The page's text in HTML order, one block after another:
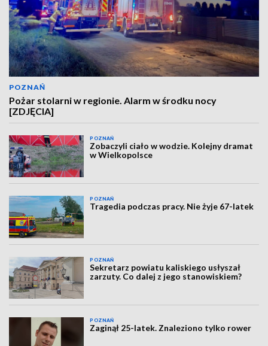
POZNAŃ
Pożar stolarni w regionie. Alarm w środku nocy
[ZDJĘCIA]
POZNAŃ
Zobaczyli ciało w wodzie. Kolejny dramat
w Wielkopolsce
POZNAŃ
Tragedia podczas pracy. Nie żyje 67-latek
POZNAŃ
Sekretarz powiatu kaliskiego usłyszał
zarzuty. Co dalej z jego stanowiskiem?
POZNAŃ
Zaginął 25-latek. Znaleziono tylko rower